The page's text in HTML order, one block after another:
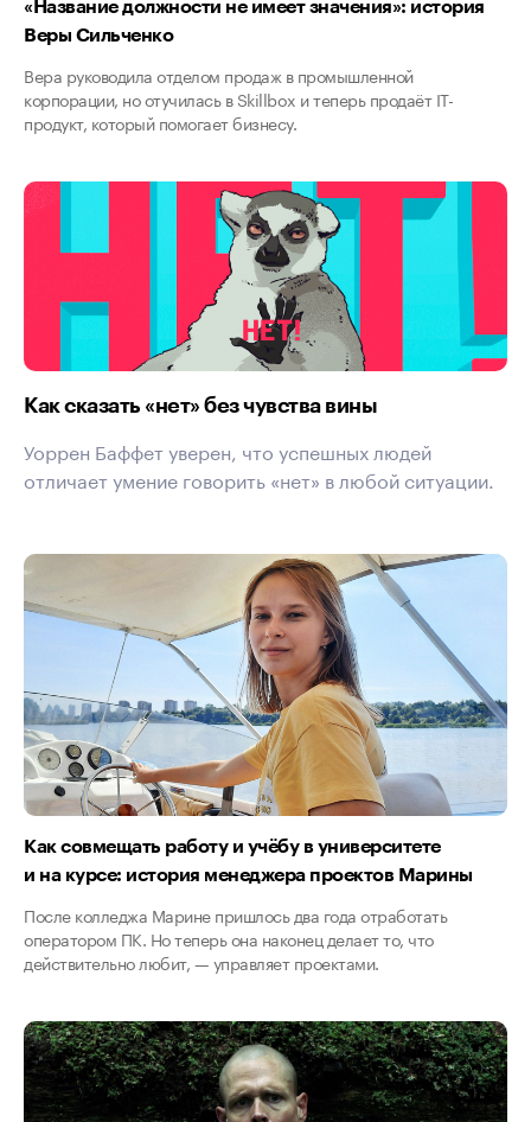
«Название должности не имеет значения»: история
Веры Сильченко
Вера руководила отделом продаж в промышленной
корпорации, но отучилась в Skillbox и теперь продаёт IT-
продукт, который помогает бизнесу.
Как сказать «нет» без чувства вины
Уоррен Баффет уверен, что успешных людей
отличает умение говорить «нет» в любой ситуации.
Как совмещать работу и учёбу в университете
и на курсе: история менеджера проектов Марины
После колледжа Марине пришлось два года отработать
оператором ПК. Но теперь она наконец делает то, что
действительно любит, — управляет проектами.